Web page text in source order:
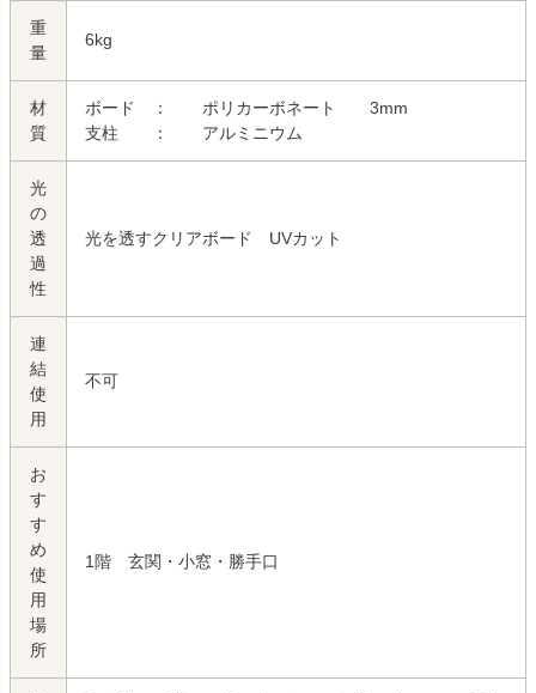
重
量
6kg
材
質
ボード ： ポリカーボネート 3mm
支柱 ： アルミニウム
光
の
透
過
性
光を透すクリアボード UVカット
連
結
使
用
不可
お
す
す
め
使
用
場
所
1階 玄関・小窓・勝手口